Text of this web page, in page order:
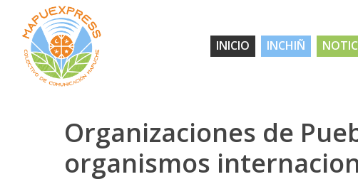
main
content
INICIO INCHIÑ
Organizaciones de
organismos